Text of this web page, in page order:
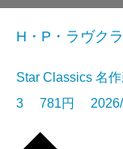
H・P・ラヴク
Star Classics 名
3 781円 2026/